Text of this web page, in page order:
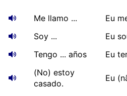
Me llamo ...
Eu
Soy ...
Eu
Tengo ... años
Eu
(No) estoy
casado.
Eu